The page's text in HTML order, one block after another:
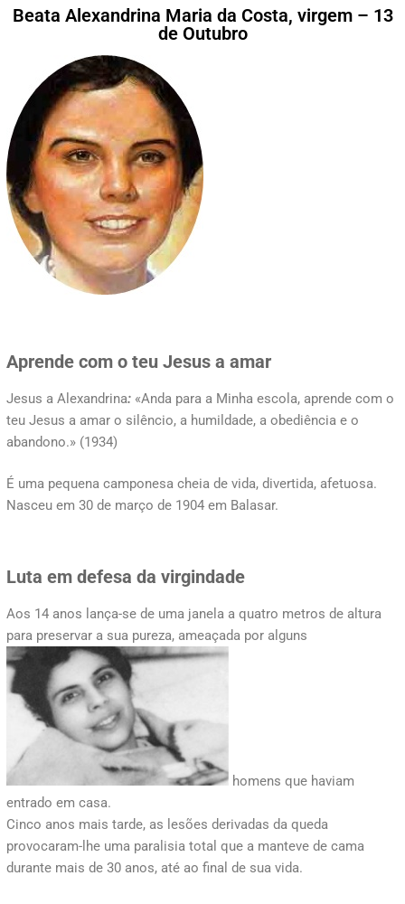
Beata Alexandrina Maria da Costa, virgem – 13
de Outubro
Aprende com o teu Jesus a amar
Jesus a Alexandrina: «Anda para a Minha escola, aprende com o
teu Jesus a amar o silêncio, a humildade, a obediência e o
abandono.» (1934)
É uma pequena camponesa cheia de vida, divertida, afetuosa.
Nasceu em 30 de março de 1904 em Balasar.
Luta em defesa da virgindade
Aos 14 anos lança-se de uma janela a quatro metros de altura
para preservar a sua pureza, ameaçada por alguns
homens que haviam
entrado em casa.
Cinco anos mais tarde, as lesões derivadas da queda
provocaram-lhe uma paralisia total que a manteve de cama
durante mais de 30 anos, até ao final de sua vida.